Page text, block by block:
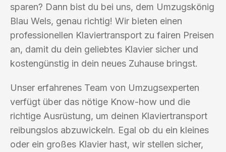
sparen? Dann bist du bei uns, dem Umzugskönig
Blau Wels, genau richtig! Wir bieten einen
professionellen Klaviertransport zu fairen Preisen
an, damit du dein geliebtes Klavier sicher und
kostengünstig in dein neues Zuhause bringst.
Unser erfahrenes Team von Umzugsexperten
verfügt über das nötige Know-how und die
richtige Ausrüstung, um deinen Klaviertransport
reibungslos abzuwickeln. Egal ob du ein kleines
oder ein großes Klavier hast, wir stellen sicher,